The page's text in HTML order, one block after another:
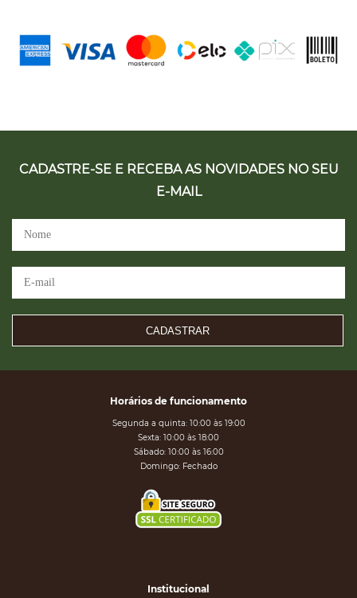
CADASTRE-SE E RECEBA AS NOVIDADES NO SEU
E-MAIL
CADASTRAR
Horários de funcionamento
Segunda a quinta: 10:00 às 19:00
Sexta: 10:00 às 18:00
Sábado: 10:00 às 16:00
Domingo: Fechado
Institucional